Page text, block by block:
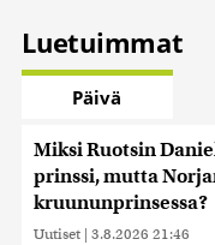
Luetuimmat
Päivä
Miksi Ruotsin
prinssi, mutta
kruununprinsessa?
Uutiset | 3.8.2026 21:46